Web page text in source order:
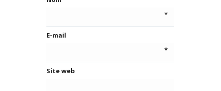
*
E-mail
*
Site web